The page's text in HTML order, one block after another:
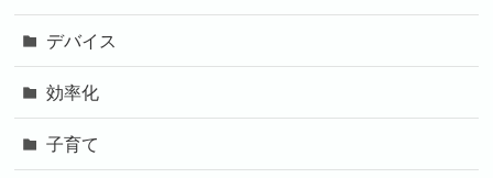
デバイス
効率化
子育て